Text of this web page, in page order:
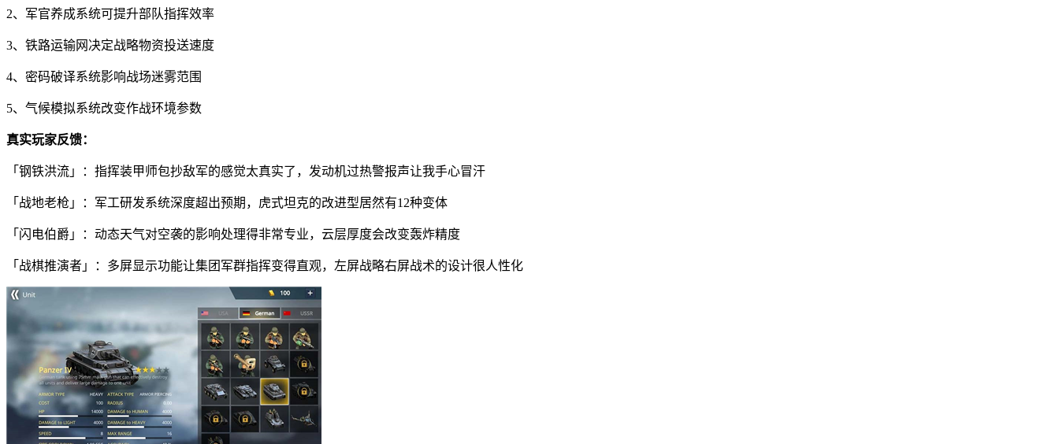
2、军官养成系统可提升部队指挥效率
3、铁路运输网决定战略物资投送速度
4、密码破译系统影响战场迷雾范围
5、气候模拟系统改变作战环境参数
真实玩家反馈：
「钢铁洪流」：指挥装甲师包抄敌军的感觉太真实了，发动机过热警报声让我手心冒汗
「战地老枪」：军工研发系统深度超出预期，虎式坦克的改进型居然有12种变体
「闪电伯爵」：动态天气对空袭的影响处理得非常专业，云层厚度会改变轰炸精度
「战棋推演者」：多屏显示功能让集团军群指挥变得直观，左屏战略右屏战术的设计很人性化